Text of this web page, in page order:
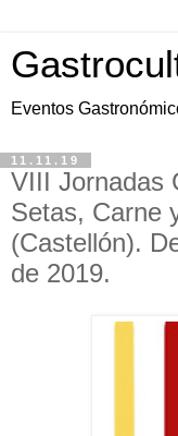
Eventos
11.11.19
VIII Jornadas
Setas, Carne
(Castellón).
de 2019.